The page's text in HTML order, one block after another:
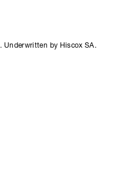
Underwritten by Hiscox SA.